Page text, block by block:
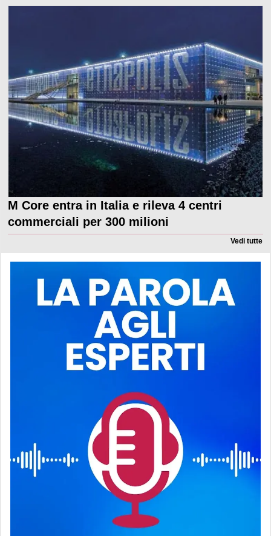
M Core entra in Italia e rileva 4 centri
commerciali per 300 milioni
Vedi tutte